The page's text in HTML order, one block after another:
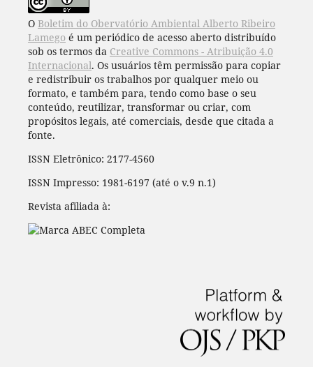
O Boletim do Obervatório Ambiental Alberto Ribeiro
Lamego é um periódico de acesso aberto distribuído
sob os termos da Creative Commons - Atribuição 4.0
Internacional. Os usuários têm permissão para copiar
e redistribuir os trabalhos por qualquer meio ou
formato, e também para, tendo como base o seu
conteúdo, reutilizar, transformar ou criar, com
propósitos legais, até comerciais, desde que citada a
fonte.
ISSN Eletrônico: 2177-4560
ISSN Impresso: 1981-6197 (até o v.9 n.1)
Revista afiliada à: